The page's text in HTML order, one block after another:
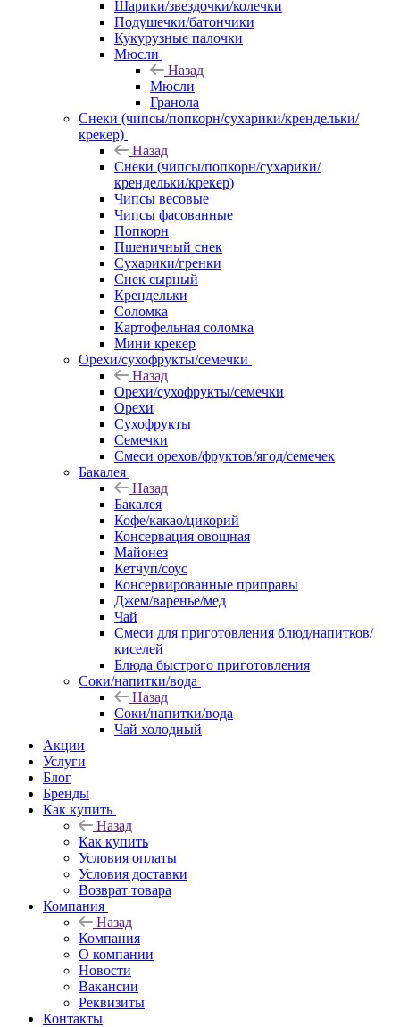
Шарики/звездочки/колечки
Подушечки/батончики
Кукурузные палочки
Мюсли
Назад
Мюсли
Гранола
Снеки (чипсы/попкорн/сухарики/крендельки/
крекер)
Назад
Снеки (чипсы/попкорн/сухарики/
крендельки/крекер)
Чипсы весовые
Чипсы фасованные
Попкорн
Пшеничный снек
Сухарики/гренки
Снек сырный
Крендельки
Соломка
Картофельная соломка
Мини крекер
Орехи/сухофрукты/семечки
Назад
Орехи/сухофрукты/семечки
Орехи
Сухофрукты
Семечки
Смеси орехов/фруктов/ягод/семечек
Бакалея
Назад
Бакалея
Кофе/какао/цикорий
Консервация овощная
Майонез
Кетчуп/соус
Консервированные приправы
Джем/варенье/мед
Чай
Смеси для приготовления блюд/напитков/
киселей
Блюда быстрого приготовления
Соки/напитки/вода
Назад
Соки/напитки/вода
Чай холодный
Акции
Услуги
Блог
Бренды
Как купить
Назад
Как купить
Условия оплаты
Условия доставки
Возврат товара
Компания
Назад
Компания
О компании
Новости
Вакансии
Реквизиты
Контакты